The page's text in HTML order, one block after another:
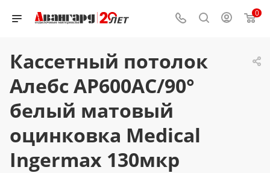
0
Кассетный потолок
Алебс AP600AC/90°
белый матовый
оцинковка Medical
Ingermax 130мкр